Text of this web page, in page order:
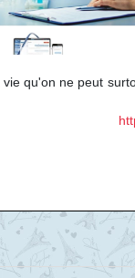
qu'on ne peut